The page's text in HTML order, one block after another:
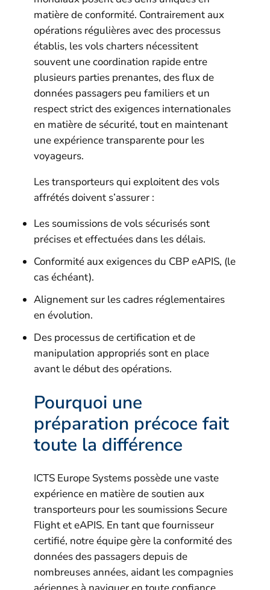
matière de conformité. Contrairement aux
opérations régulières avec des processus
établis, les vols charters nécessitent
souvent une coordination rapide entre
plusieurs parties prenantes, des flux de
données passagers peu familiers et un
respect strict des exigences internationales
en matière de sécurité, tout en maintenant
une expérience transparente pour les
voyageurs.
Les transporteurs qui exploitent des vols
affrétés doivent s’assurer :
Les soumissions de vols sécurisés sont
précises et effectuées dans les délais.
Conformité aux exigences du CBP eAPIS, (le
cas échéant).
Alignement sur les cadres réglementaires
en évolution.
Des processus de certification et de
manipulation appropriés sont en place
avant le début des opérations.
Pourquoi une
préparation précoce fait
toute la différence
ICTS Europe Systems possède une vaste
expérience en matière de soutien aux
transporteurs pour les soumissions Secure
Flight et eAPIS. En tant que fournisseur
certifié, notre équipe gère la conformité des
données des passagers depuis de
nombreuses années, aidant les compagnies